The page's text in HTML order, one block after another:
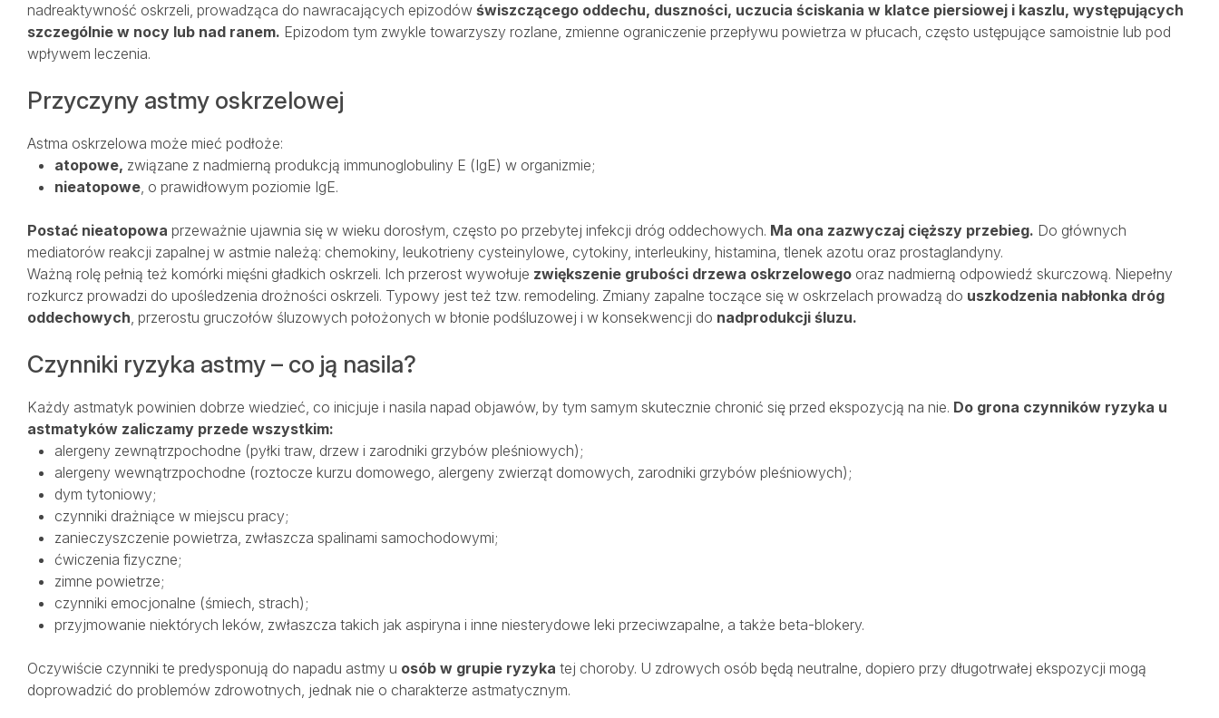
nadreaktywność oskrzeli, prowadząca do nawracających epizodów świszczącego oddechu, duszności, uczucia ściskania w klatce piersiowej i kaszlu, występujących
szczególnie w nocy lub nad ranem. Epizodom tym zwykle towarzyszy rozlane, zmienne ograniczenie przepływu powietrza w płucach, często ustępujące samoistnie lub pod
wpływem leczenia.
Przyczyny astmy oskrzelowej
Astma oskrzelowa może mieć podłoże:
atopowe, związane z nadmierną produkcją immunoglobuliny E (IgE) w organizmie;
nieatopowe, o prawidłowym poziomie IgE.
Postać nieatopowa przeważnie ujawnia się w wieku dorosłym, często po przebytej infekcji dróg oddechowych. Ma ona zazwyczaj cięższy przebieg. Do głównych
mediatorów reakcji zapalnej w astmie należą: chemokiny, leukotrieny cysteinylowe, cytokiny, interleukiny, histamina, tlenek azotu oraz prostaglandyny.
Ważną rolę pełnią też komórki mięśni gładkich oskrzeli. Ich przerost wywołuje zwiększenie grubości drzewa oskrzelowego oraz nadmierną odpowiedź skurczową. Niepełny
rozkurcz prowadzi do upośledzenia drożności oskrzeli. Typowy jest też tzw. remodeling. Zmiany zapalne toczące się w oskrzelach prowadzą do uszkodzenia nabłonka dróg
oddechowych, przerostu gruczołów śluzowych położonych w błonie podśluzowej i w konsekwencji do nadprodukcji śluzu.
Czynniki ryzyka astmy – co ją nasila?
Każdy astmatyk powinien dobrze wiedzieć, co inicjuje i nasila napad objawów, by tym samym skutecznie chronić się przed ekspozycją na nie. Do grona czynników ryzyka u
astmatyków zaliczamy przede wszystkim:
alergeny zewnątrzpochodne (pyłki traw, drzew i zarodniki grzybów pleśniowych);
alergeny wewnątrzpochodne (roztocze kurzu domowego, alergeny zwierząt domowych, zarodniki grzybów pleśniowych);
dym tytoniowy;
czynniki drażniące w miejscu pracy;
zanieczyszczenie powietrza, zwłaszcza spalinami samochodowymi;
ćwiczenia fizyczne;
zimne powietrze;
czynniki emocjonalne (śmiech, strach);
przyjmowanie niektórych leków, zwłaszcza takich jak aspiryna i inne niesterydowe leki przeciwzapalne, a także beta-blokery.
Oczywiście czynniki te predysponują do napadu astmy u osób w grupie ryzyka tej choroby. U zdrowych osób będą neutralne, dopiero przy długotrwałej ekspozycji mogą
doprowadzić do problemów zdrowotnych, jednak nie o charakterze astmatycznym.